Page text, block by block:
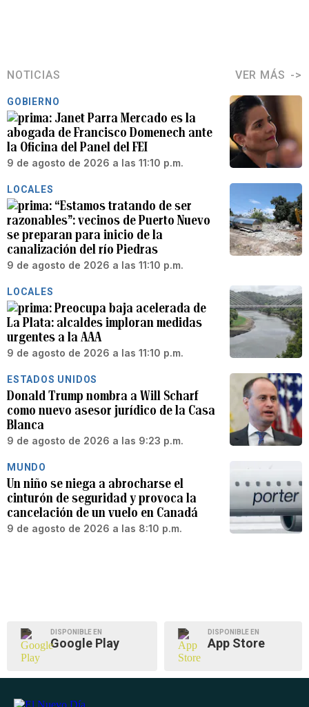
NOTICIAS VER MÁS
GOBIERNO
Janet Parra Mercado es la
abogada de Francisco Domenech ante
la Oficina del Panel del FEI
9 de agosto de 2026 a las 11:10 p.m.
LOCALES
“Estamos tratando de ser
razonables”: vecinos de Puerto Nuevo
se preparan para inicio de la
canalización del río Piedras
9 de agosto de 2026 a las 11:10 p.m.
LOCALES
Preocupa baja acelerada de
La Plata: alcaldes imploran medidas
urgentes a la AAA
9 de agosto de 2026 a las 11:10 p.m.
ESTADOS UNIDOS
Donald Trump nombra a Will Scharf
como nuevo asesor jurídico de la Casa
Blanca
9 de agosto de 2026 a las 9:23 p.m.
MUNDO
Un niño se niega a abrocharse el
cinturón de seguridad y provoca la
cancelación de un vuelo en Canadá
9 de agosto de 2026 a las 8:10 p.m.
DISPONIBLE EN
Google Play
DISPONIBLE EN
App Store